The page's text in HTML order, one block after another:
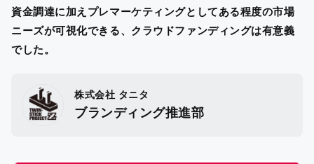
資金調達に加えプレマーケティングとしてある程度の市場
ニーズが可視化できる、クラウドファンディングは有意義
でした。
株式会社 タニタ
ブランディング推進部